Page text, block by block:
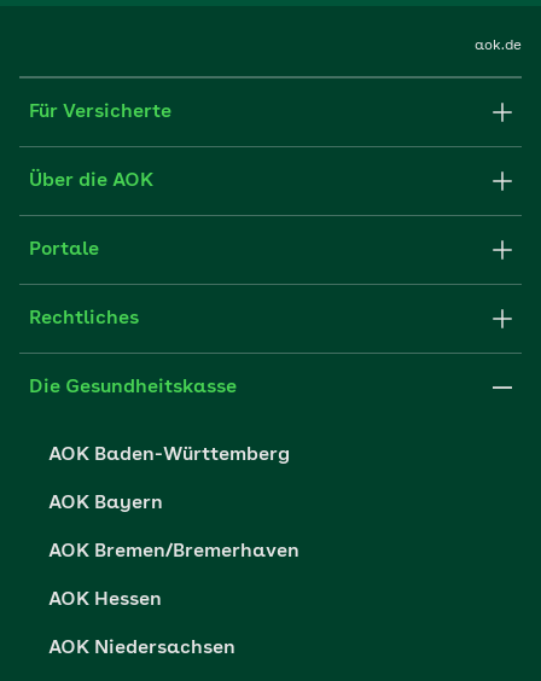
aok.de
Für Versicherte
Formulare und Anträge
FAQ
Über die AOK
Struktur & Verwaltung
Partner der AOK
Portale
Fachportal für Arbeitgeber
Presse- und Politikportal
Vertriebspartner-Service
Rechtliches
Impressum
Die Gesundheitskasse
AOK Baden-Württemberg
AOK Bayern
AOK Bremen/Bremerhaven
AOK Hessen
AOK Niedersachsen